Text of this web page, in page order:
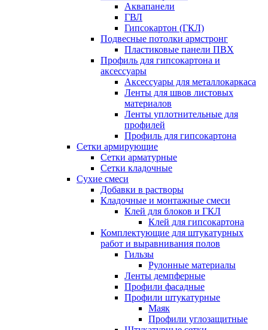
Аквапанели
ГВЛ
Гипсокартон (ГКЛ)
Подвесные потолки армстронг
Пластиковые панели ПВХ
Профиль для гипсокартона и
аксессуары
Аксессуары для металлокаркаса
Ленты для швов листовых
материалов
Ленты уплотнительные для
профилей
Профиль для гипсокартона
Сетки армирующие
Сетки арматурные
Сетки кладочные
Сухие смеси
Добавки в растворы
Кладочные и монтажные смеси
Клей для блоков и ГКЛ
Клей для гипсокартона
Комплектующие для штукатурных
работ и выравнивания полов
Гильзы
Рулонные материалы
Ленты демпферные
Профили фасадные
Профили штукатурные
Маяк
Профили углозащитные